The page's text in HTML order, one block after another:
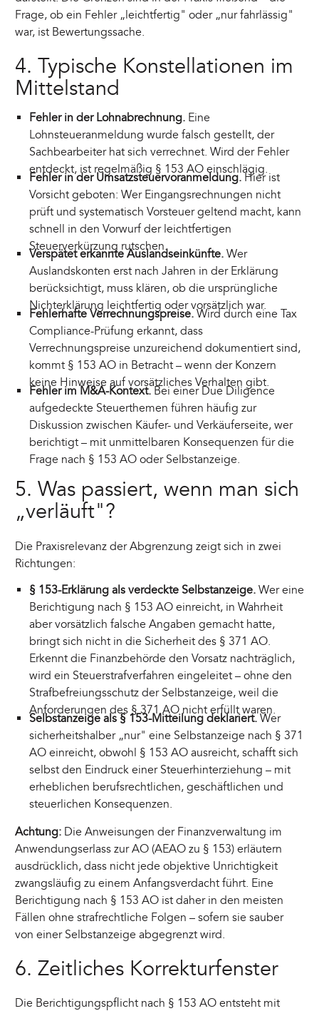
Frage, ob ein Fehler „leichtfertig" oder „nur fahrlässig"
war, ist Bewertungssache.
4. Typische Konstellationen im
Mittelstand
Fehler in der Lohnabrechnung.Eine
Lohnsteueranmeldung wurde falsch gestellt, der
Sachbearbeiter hat sich verrechnet. Wird der Fehler
entdeckt, ist regelmäßig § 153 AO einschlägig.
Fehler in der Umsatzsteuervoranmeldung.Hier ist
Vorsicht geboten: Wer Eingangsrechnungen nicht
prüft und systematisch Vorsteuer geltend macht, kann
schnell in den Vorwurf der leichtfertigen
Steuerverkürzung rutschen.
Verspätet erkannte Auslandseinkünfte.Wer
Auslandskonten erst nach Jahren in der Erklärung
berücksichtigt, muss klären, ob die ursprüngliche
Nichterklärung leichtfertig oder vorsätzlich war.
Fehlerhafte Verrechnungspreise.Wird durch eine Tax
Compliance-Prüfung erkannt, dass
Verrechnungspreise unzureichend dokumentiert sind,
kommt § 153 AO in Betracht – wenn der Konzern
keine Hinweise auf vorsätzliches Verhalten gibt.
Fehler im M&A-Kontext.Bei einer Due Diligence
aufgedeckte Steuerthemen führen häufig zur
Diskussion zwischen Käufer- und Verkäuferseite, wer
berichtigt – mit unmittelbaren Konsequenzen für die
Frage nach § 153 AO oder Selbstanzeige.
5. Was passiert, wenn man sich
„verläuft"?
Die Praxisrelevanz der Abgrenzung zeigt sich in zwei
Richtungen:
§ 153-Erklärung als verdeckte Selbstanzeige.Wer eine
Berichtigung nach § 153 AO einreicht, in Wahrheit
aber vorsätzlich falsche Angaben gemacht hatte,
bringt sich nicht in die Sicherheit des § 371 AO.
Erkennt die Finanzbehörde den Vorsatz nachträglich,
wird ein Steuerstrafverfahren eingeleitet – ohne den
Strafbefreiungsschutz der Selbstanzeige, weil die
Anforderungen des § 371 AO nicht erfüllt waren.
Selbstanzeige als § 153-Mitteilung deklariert.Wer
sicherheitshalber „nur" eine Selbstanzeige nach § 371
AO einreicht, obwohl § 153 AO ausreicht, schafft sich
selbst den Eindruck einer Steuerhinterziehung – mit
erheblichen berufsrechtlichen, geschäftlichen und
steuerlichen Konsequenzen.
Achtung: Die Anweisungen der Finanzverwaltung im
Anwendungserlass zur AO (AEAO zu § 153) erläutern
ausdrücklich, dass nicht jede objektive Unrichtigkeit
zwangsläufig zu einem Anfangsverdacht führt. Eine
Berichtigung nach § 153 AO ist daher in den meisten
Fällen ohne strafrechtliche Folgen – sofern sie sauber
von einer Selbstanzeige abgegrenzt wird.
6. Zeitliches Korrekturfenster
Die Berichtigungspflicht nach § 153 AO entsteht mit